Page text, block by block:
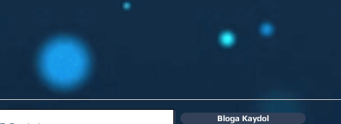
Bloga Kaydol